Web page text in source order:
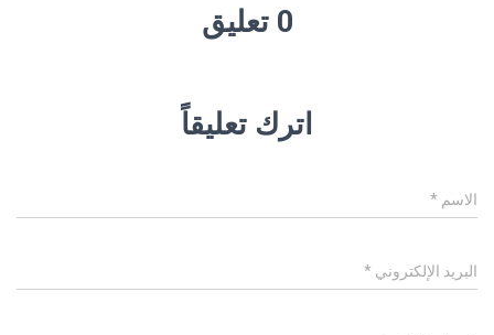
0 تعليق
اترك تعليقاً
الاسم *
البريد الإلكتروني *